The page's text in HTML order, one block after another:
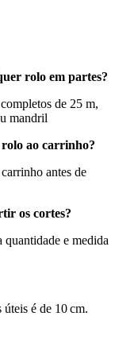
rolo em partes?
de 25 m,
mandril
rolo ao carrinho?
antes de
os cortes?
quantidade e medida
úteis é de 10 cm.